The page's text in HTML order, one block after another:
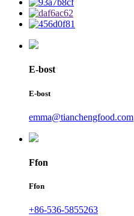
E-bost
E-bost
emma@tianchengfood.com
Ffon
Ffon
+86-536-5855263